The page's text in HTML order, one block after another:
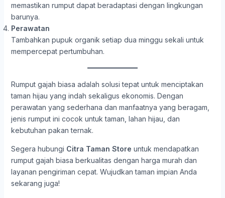
memastikan rumput dapat beradaptasi dengan lingkungan
barunya.
Perawatan
Tambahkan pupuk organik setiap dua minggu sekali untuk
mempercepat pertumbuhan.
Rumput gajah biasa adalah solusi tepat untuk menciptakan
taman hijau yang indah sekaligus ekonomis. Dengan
perawatan yang sederhana dan manfaatnya yang beragam,
jenis rumput ini cocok untuk taman, lahan hijau, dan
kebutuhan pakan ternak.
Segera hubungi Citra Taman Store untuk mendapatkan
rumput gajah biasa berkualitas dengan harga murah dan
layanan pengiriman cepat. Wujudkan taman impian Anda
sekarang juga!